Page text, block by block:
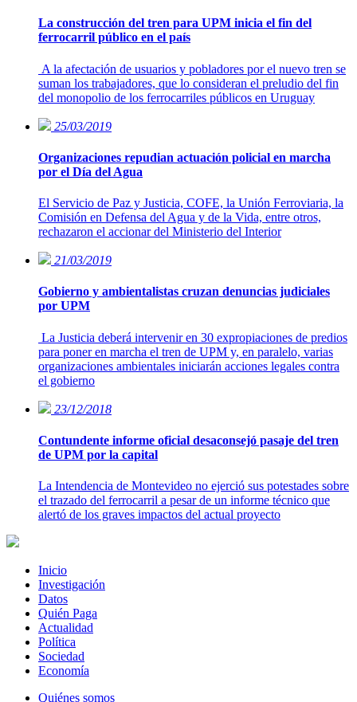
La construcción del tren para UPM inicia el fin del
ferrocarril público en el país
A la afectación de usuarios y pobladores por el nuevo tren se
suman los trabajadores, que lo consideran el preludio del fin
del monopolio de los ferrocarriles públicos en Uruguay
25/03/2019
Organizaciones repudian actuación policial en marcha
por el Día del Agua
El Servicio de Paz y Justicia, COFE, la Unión Ferroviaria, la
Comisión en Defensa del Agua y de la Vida, entre otros,
rechazaron el accionar del Ministerio del Interior
21/03/2019
Gobierno y ambientalistas cruzan denuncias judiciales
por UPM
La Justicia deberá intervenir en 30 expropiaciones de predios
para poner en marcha el tren de UPM y, en paralelo, varias
organizaciones ambientales iniciarán acciones legales contra
el gobierno
23/12/2018
Contundente informe oficial desaconsejó pasaje del tren
de UPM por la capital
La Intendencia de Montevideo no ejerció sus potestades sobre
el trazado del ferrocarril a pesar de un informe técnico que
alertó de los graves impactos del actual proyecto
Inicio
Investigación
Datos
Quién Paga
Actualidad
Política
Sociedad
Economía
Quiénes somos